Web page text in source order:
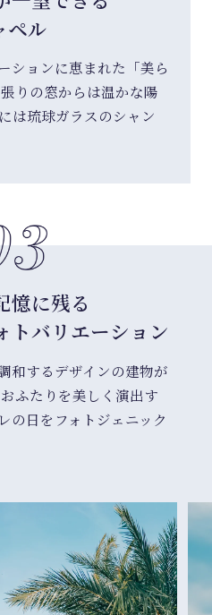
ペル
ションに恵まれた「美ら
りの窓からは温かな陽
は琉球ガラスのシャン
憶に残る
トバリエーション
和するデザインの建物が
ふたりを美しく演出す
の日をフォトジェニック